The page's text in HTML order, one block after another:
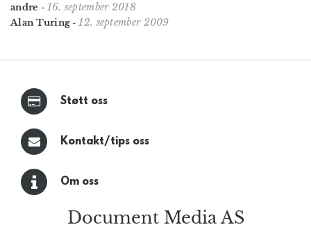
andre - 16. september 2018
Alan Turing -12. september 2009
Støtt oss
Kontakt/tips oss
Om oss
Document Media AS